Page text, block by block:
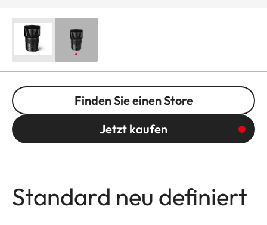
Finden Sie einen Store
Jetzt kaufen
Standard neu definiert